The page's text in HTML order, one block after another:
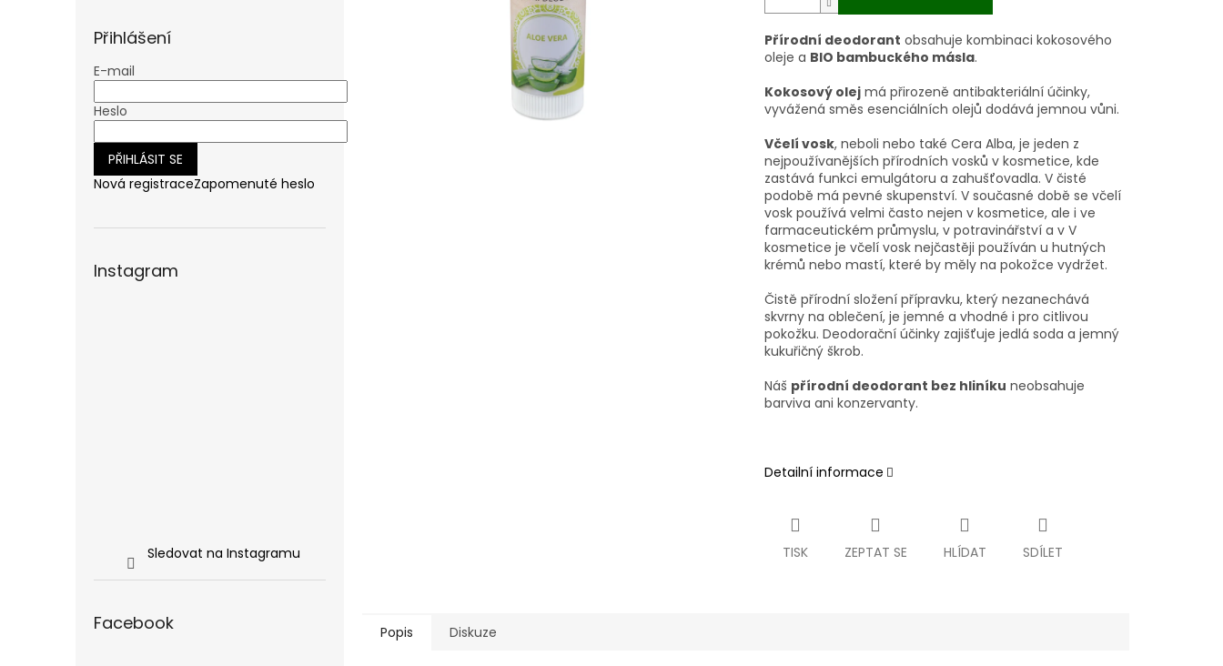
Přihlášení
E-mail
Heslo
PŘIHLÁSIT SE
Nová registraceZapomenuté heslo
Instagram
Sledovat na Instagramu
Facebook
Přírodní deodorant obsahuje kombinaci kokosového
oleje a BIO bambuckého másla.
Kokosový olejmá přirozeně antibakteriální účinky,
vyvážená směs esenciálních olejů dodává jemnou vůni.
Včelí vosk, neboli nebo také Cera Alba, je jeden z
nejpoužívanějších přírodních vosků v kosmetice, kde
zastává funkci emulgátoru a zahušťovadla. V čisté
podobě má pevné skupenství. V současné době se včelí
vosk používá velmi často nejen v kosmetice, ale i ve
farmaceutickém průmyslu, v potravinářství a v V
kosmetice je včelí vosk nejčastěji používán u hutných
krémů nebo mastí, které by měly na pokožce vydržet.
Čistě přírodní složení přípravku, který nezanechává
skvrny na oblečení, je jemné a vhodné i pro citlivou
pokožku. Deodorační účinky zajišťuje jedlá soda a jemný
kukuřičný škrob.
Náš přírodní deodorant bez hliníku neobsahuje
barviva ani konzervanty.
Detailní informace
TISK ZEPTAT SE HLÍDAT SDÍLET
Popis Diskuze